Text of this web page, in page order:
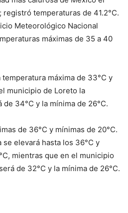
registró temperaturas de 41.2°C.
Meteorológico Nacional
máximas de 35 a 40
máxima de 33°C y
municipio de Loreto la
34°C y la mínima de 26°C.
de 36°C y mínimas de 20°C.
se elevará hasta los 36°C y
mientras que en el municipio
de 32°C y la mínima de 26°C.